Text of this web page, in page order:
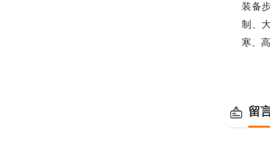
装备
制、
寒、
留